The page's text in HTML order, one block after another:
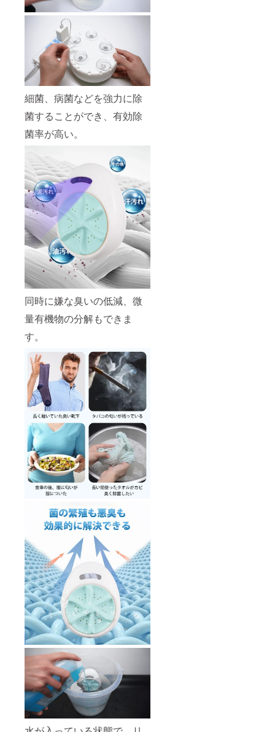
細菌、病菌などを強力に除
菌することができ、有効除
菌率が高い。
同時に嫌な臭いの低減、微
量有機物の分解もできま
す。